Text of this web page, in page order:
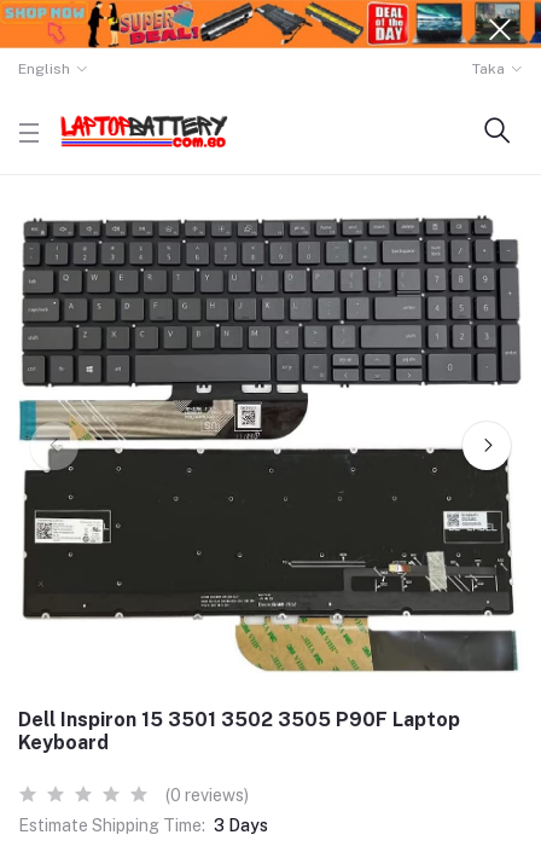
English Taka
Dell Inspiron 15 3501 3502 3505 P90F Laptop
Keyboard
(0 reviews)
Estimate Shipping Time: 3 Days